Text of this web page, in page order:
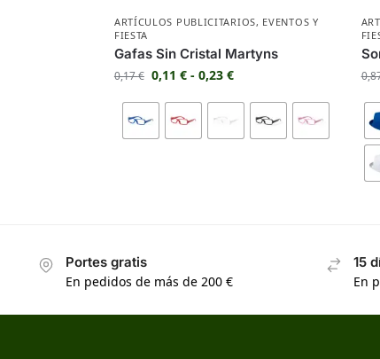
ARTÍCULOS PUBLICITARIOS, EVENTOS Y
FIESTA
Gafas Sin Cristal Martyns
0,17€ 0,11 € - 0,23 €
Portes gratis
En pedidos de más de 200 €
15
En